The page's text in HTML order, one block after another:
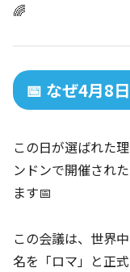
🌈
📅 なぜ4月8
この日が選ばれた理
ンドンで開催され
ます📅
この会議は、世界
名を「ロマ」と正式